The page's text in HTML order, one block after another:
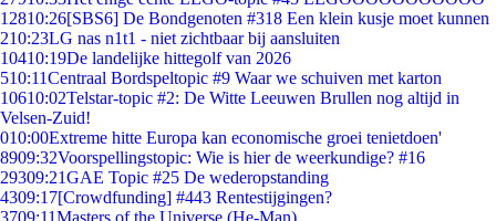
12810:26[SBS6] De Bondgenoten #318 Een klein kusje moet kunnen
210:23LG nas n1t1 - niet zichtbaar bij aansluiten
10410:19De landelijke hittegolf van 2026
510:11Centraal Bordspeltopic #9 Waar we schuiven met karton
10610:02Telstar-topic #2: De Witte Leeuwen Brullen nog altijd in
Velsen-Zuid!
010:00Extreme hitte Europa kan economische groei tenietdoen'
8909:32Voorspellingstopic: Wie is hier de weerkundige? #16
29309:21GAE Topic #25 De wederopstanding
4309:17[Crowdfunding] #443 Rentestijgingen?
3709:11Masters of the Universe (He-Man)